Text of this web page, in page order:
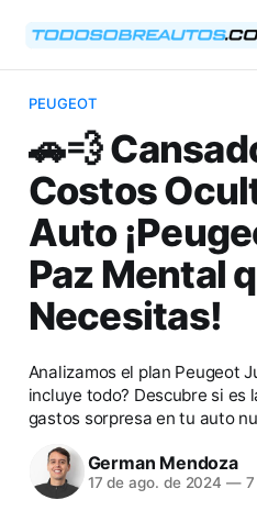
PEUGEOT
🚗💨
Costos
Auto
Paz Mental
Necesitas!
Analizamos el plan Peugeot
incluye todo? Descubre si es
gastos sorpresa en tu auto
German Mendoza
17 de ago. de 2024 —